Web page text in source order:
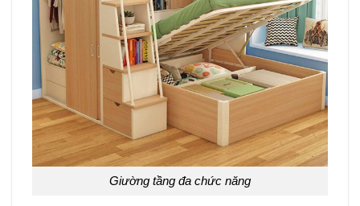
Giường tầng đa chức năng